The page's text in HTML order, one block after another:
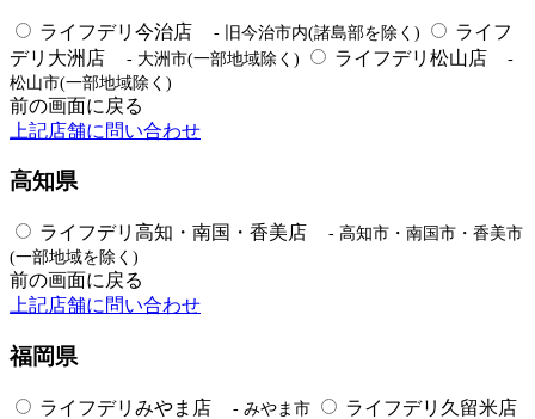
ライフデリ今治店 - 旧今治市内(諸島部を除く)
ライフ
デリ大洲店
- 大洲市(一部地域除く) ライフデリ松山店
-
松山市(一部地域除く)
前の画面に戻る
上記店舗に問い合わせ
高知県
ライフデリ高知・南国・香美店
- 高知市・南国市・香美市
(一部地域を除く)
前の画面に戻る
上記店舗に問い合わせ
福岡県
ライフデリみやま店 - みやま市 ライフデリ久留米店